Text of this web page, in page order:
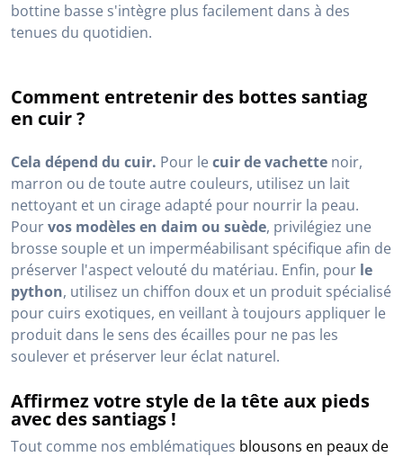
bottine basse s'intègre plus facilement dans à des
tenues du quotidien.
Comment entretenir des bottes santiag
en cuir ?
Cela dépend du cuir. Pour lecuir de vachette noir,
marron ou de toute autre couleurs, utilisez un lait
nettoyant et un cirage adapté pour nourrir la peau.
Pourvos modèles en daim ou suède, privilégiez une
brosse souple et un imperméabilisant spécifique afin de
préserver l'aspect velouté du matériau. Enfin, pour le
python, utilisez un chiffon doux et un produit spécialisé
pour cuirs exotiques, en veillant à toujours appliquer le
produit dans le sens des écailles pour ne pas les
soulever et préserver leur éclat naturel.
Affirmez votre style de la tête aux pieds
avec des santiags !
Tout comme nos emblématiques blousons en peaux de